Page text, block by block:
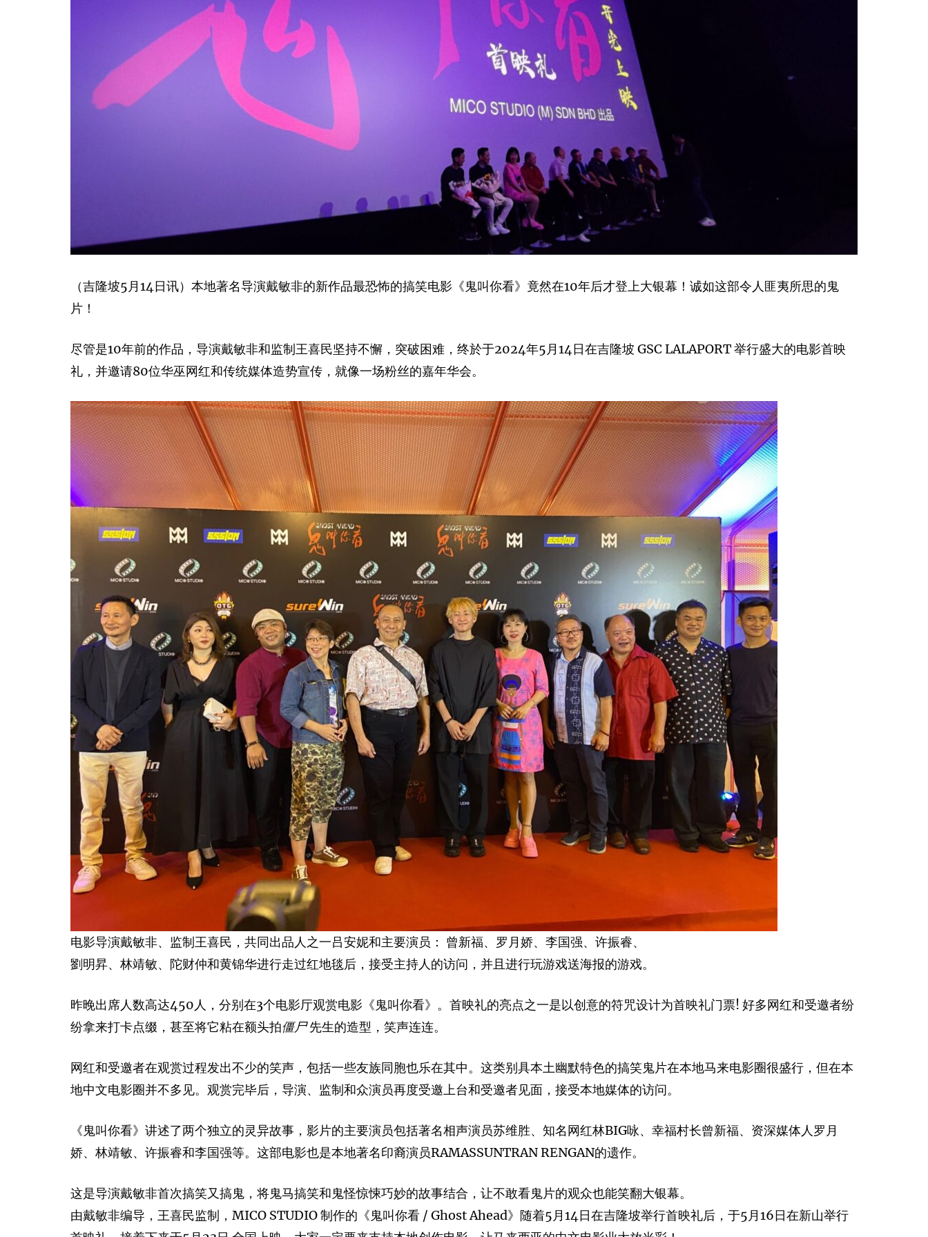
（吉隆坡5月14日讯）本地著名导演戴敏非的新作品最恐怖的搞笑电影《鬼叫你看》竟然在10年后才登上大银幕！诚如这部令人匪夷所思的鬼
片！
尽管是10年前的作品，导演戴敏非和监制王喜民坚持不懈，突破困难，终於于2024年5月14日在吉隆坡 GSC LALAPORT 举行盛大的电影首映
礼，并邀请80位华巫网红和传统媒体造势宣传，就像一场粉丝的嘉年华会。
电影导演戴敏非、监制王喜民，共同出品人之一吕安妮和主要演员： 曾新福、罗月娇、李国强、许振睿、
劉明昇、林靖敏、陀财仲和黄锦华进行走过红地毯后，接受主持人的访问，并且进行玩游戏送海报的游戏。
昨晚出席人数高达450人，分别在3个电影厅观赏电影《鬼叫你看》。首映礼的亮点之一是以创意的符咒设计为首映礼门票! 好多网红和受邀者纷
纷拿来打卡点缀，甚至将它粘在额头拍僵尸先生的造型，笑声连连。
网红和受邀者在观赏过程发出不少的笑声，包括一些友族同胞也乐在其中。这类别具本土幽默特色的搞笑鬼片在本地马来电影圈很盛行，但在本
地中文电影圈并不多见。观赏完毕后，导演、监制和众演员再度受邀上台和受邀者见面，接受本地媒体的访问。
《鬼叫你看》讲述了两个独立的灵异故事，影片的主要演员包括著名相声演员苏维胜、知名网红林BIG咏、幸福村长曾新福、资深媒体人罗月
娇、林靖敏、许振睿和李国强等。这部电影也是本地著名印裔演员RAMASSUNTRAN RENGAN的遗作。
这是导演戴敏非首次搞笑又搞鬼，将鬼马搞笑和鬼怪惊悚巧妙的故事结合，让不敢看鬼片的观众也能笑翻大银幕。
由戴敏非编导，王喜民监制，MICO STUDIO 制作的《鬼叫你看 / Ghost Ahead》随着5月14日在吉隆坡举行首映礼后，于5月16日在新山举行